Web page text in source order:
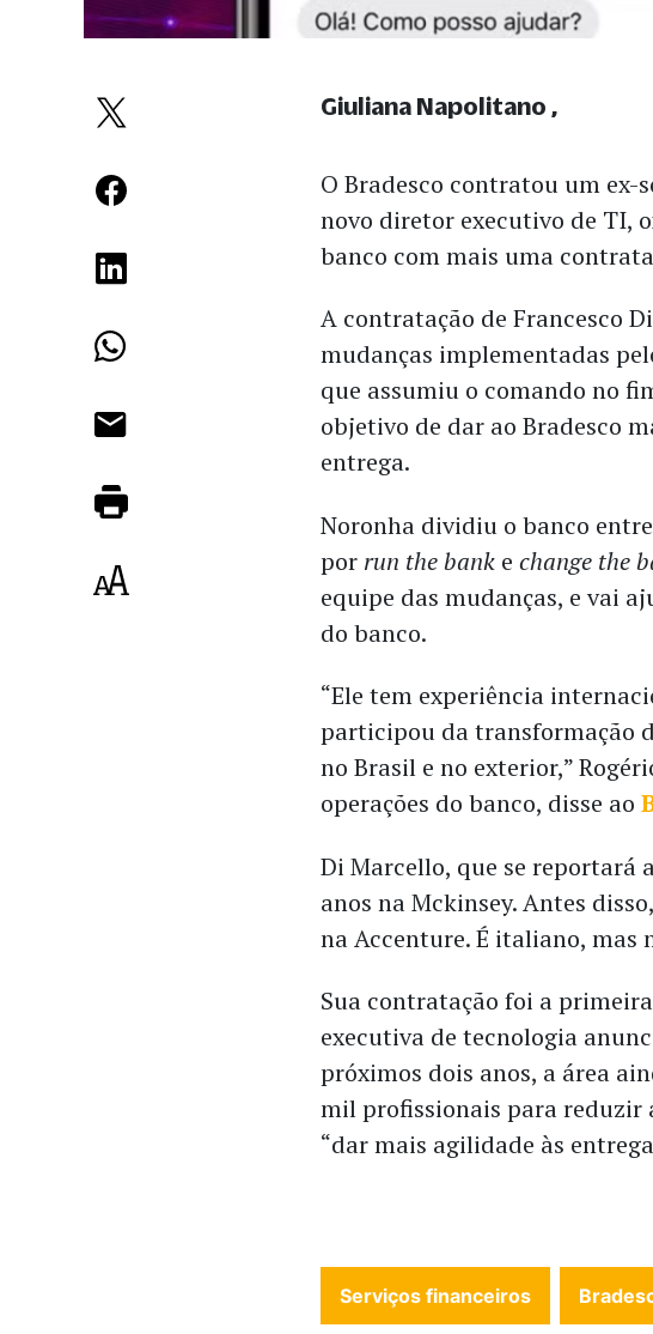
O Bradesco contratou um ex-
novo diretor executivo de TI,
banco com mais uma
A contratação de Francesco
mudanças implementadas
que assumiu o comando no
objetivo de dar ao Bradesco
entrega.
Noronha dividiu o banco
por run the bank echange the
equipe das mudanças, e vai
do banco.
“Ele tem experiência
participou da transformação
no Brasil e no exterior,”
operações do banco, disse ao
Di Marcello, que se reportará
anos na Mckinsey. Antes
na Accenture. É italiano, mas
Sua contratação foi a
executiva de tecnologia
próximos dois anos, a área
mil profissionais para reduzir
“dar mais agilidade às
Giuliana Napolitano
Serviços financeiros